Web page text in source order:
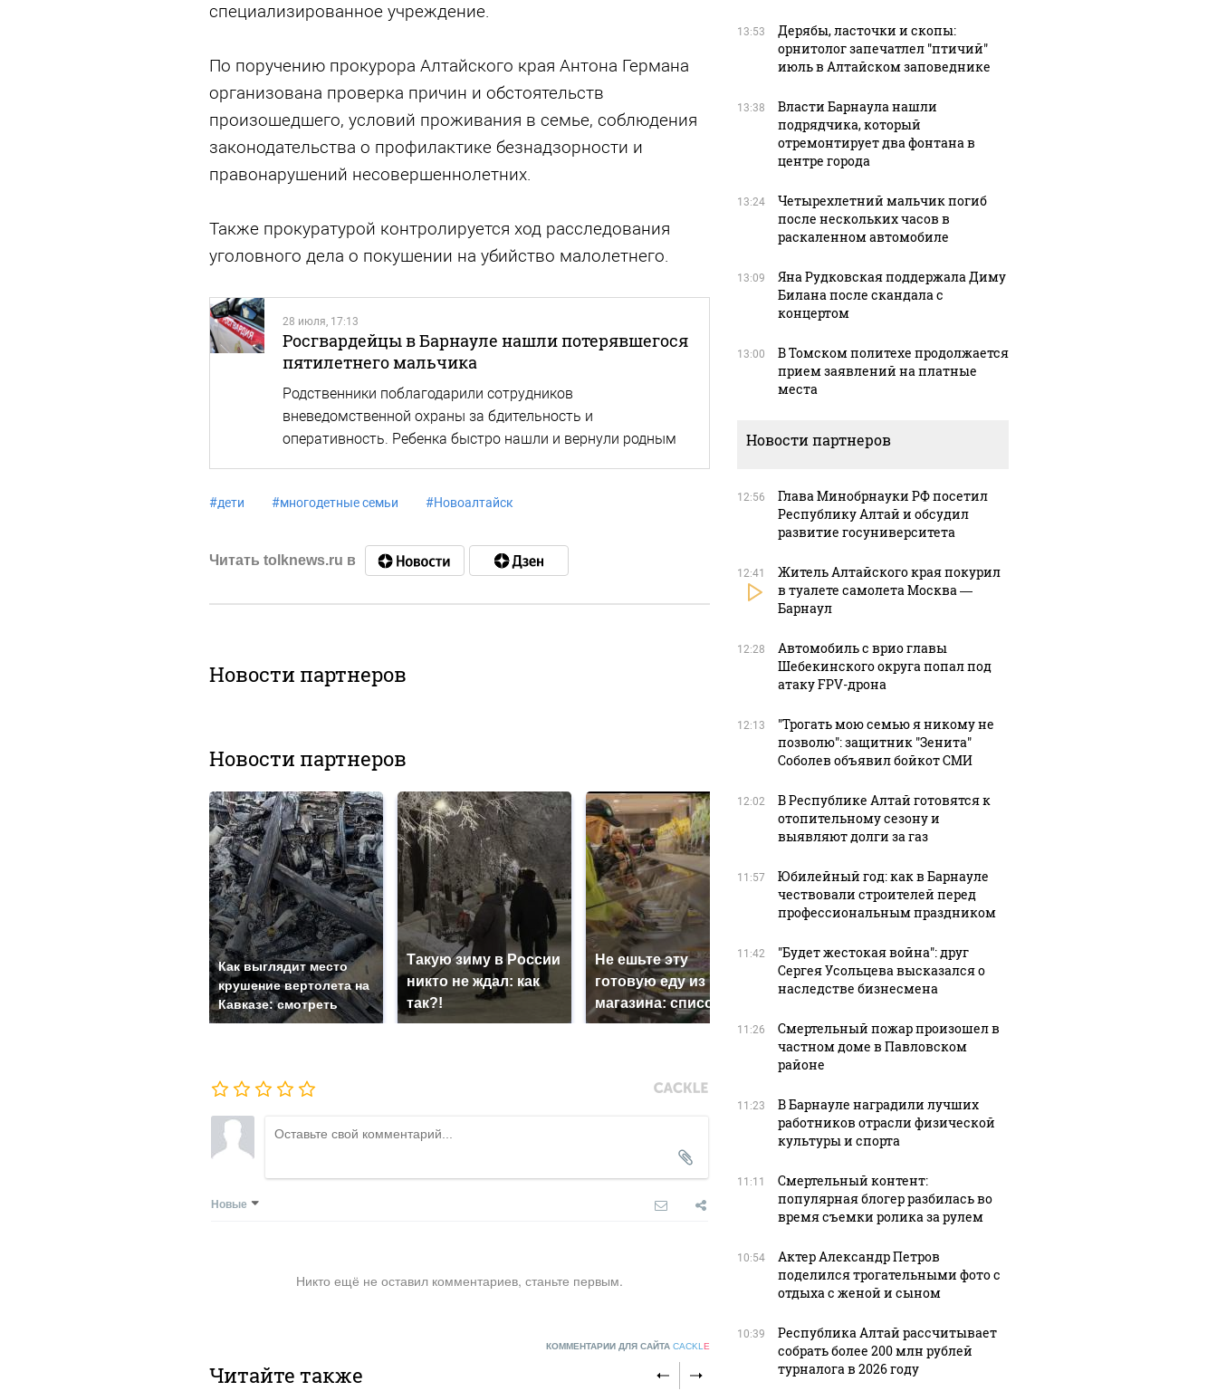
специализированное учреждение.
По поручению прокурора Алтайского края Антона Германа
организована проверка причин и обстоятельств
произошедшего, условий проживания в семье, соблюдения
законодательства о профилактике безнадзорности и
правонарушений несовершеннолетних.
Также прокуратурой контролируется ход расследования
уголовного дела о покушении на убийство малолетнего.
28 июля, 17:13
Росгвардейцы в Барнауле нашли потерявшегося
пятилетнего мальчика
Родственники поблагодарили сотрудников
вневедомственной охраны за бдительность и
оперативность. Ребенка быстро нашли и вернули родным
#дети #многодетные семьи #Новоалтайск
Читать tolknews.ru в
Новости партнеров
Новости партнеров
Как выглядит место
крушение вертолета на
Кавказе: смотреть
Такую зиму в России
никто не ждал: как
так?!
Не ешьте эту
готовую еду из
магазина: список
В ОАЭ произошло
жестокое убийство
Все новости по
Новые
Никто ещё не оставил комментариев, станьте первым.
КОММЕНТАРИИ ДЛЯ САЙТА CACKL E
Читайте также
13:53
Дерябы, ласточки и скопы:
орнитолог запечатлел "птичий"
июль в Алтайском заповеднике
13:38
Власти Барнаула нашли
подрядчика, который
отремонтирует два фонтана в
центре города
13:24
Четырехлетний мальчик погиб
после нескольких часов в
раскаленном автомобиле
13:09
Яна Рудковская поддержала Диму
Билана после скандала с
концертом
13:00
В Томском политехе продолжается
прием заявлений на платные
места
Новости партнеров
12:56
Глава Минобрнауки РФ посетил
Республику Алтай и обсудил
развитие госуниверситета
12:41
Житель Алтайского края покурил
в туалете самолета Москва —
Барнаул
12:28
Автомобиль с врио главы
Шебекинского округа попал под
атаку FPV-дрона
12:13
"Трогать мою семью я никому не
позволю": защитник "Зенита"
Соболев объявил бойкот СМИ
12:02
В Республике Алтай готовятся к
отопительному сезону и
выявляют долги за газ
11:57
Юбилейный год: как в Барнауле
чествовали строителей перед
профессиональным праздником
11:42
"Будет жестокая война": друг
Сергея Усольцева высказался о
наследстве бизнесмена
11:26
Смертельный пожар произошел в
частном доме в Павловском
районе
11:23
В Барнауле наградили лучших
работников отрасли физической
культуры и спорта
11:11
Смертельный контент:
популярная блогер разбилась во
время съемки ролика за рулем
10:54
Актер Александр Петров
поделился трогательными фото с
отдыха с женой и сыном
10:39
Республика Алтай рассчитывает
собрать более 200 млн рублей
турналога в 2026 году